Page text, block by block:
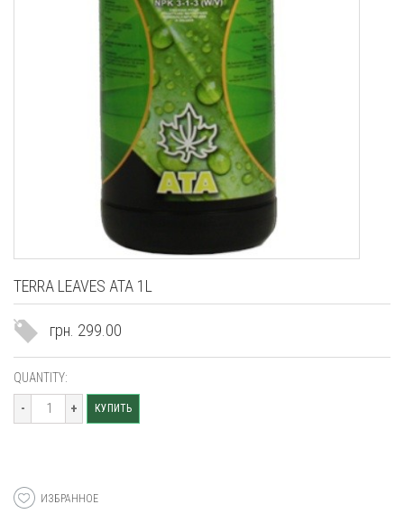
TERRA LEAVES ATA 1L
грн. 299.00
QUANTITY:
КУПИТЬ
ИЗБРАННОЕ